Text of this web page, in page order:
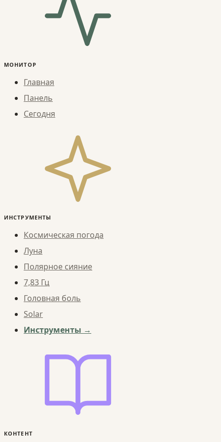
МОНИТОР
Главная
Панель
Сегодня
ИНСТРУМЕНТЫ
Космическая погода
Луна
Полярное сияние
7,83 Гц
Головная боль
Solar
Инструменты →
КОНТЕНТ